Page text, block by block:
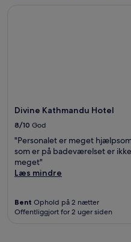
Divine Kathmandu Hotel
8/10 God
"Personalet er meget
som er på badeværelset er
meget"
Læs mindre
Bent Ophold på 2 nætter
Offentliggjort for 2 uger siden